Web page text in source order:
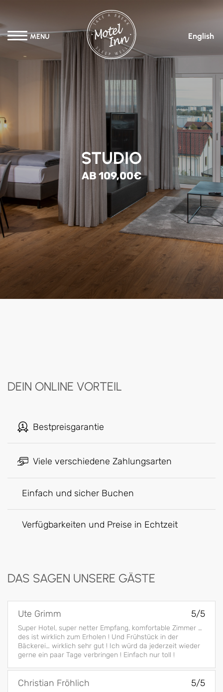
MENU English
STUDIO
AB 109,00€
DEIN ONLINE VORTEIL
Bestpreisgarantie
Viele verschiedene Zahlungsarten
Einfach und sicher Buchen
Verfügbarkeiten und Preise in Echtzeit
DAS SAGEN UNSERE GÄSTE
Ute Grimm 5/5
Super Hotel, super netter Empfang, komfortable Zimmer …
des ist wirklich zum Erholen ! Und Frühstück in der
Bäckerei… wirklich sehr gut ! Ich würd da jederzeit wieder
gerne ein paar Tage verbringen ! Einfach nur toll !
Christian Fröhlich 5/5